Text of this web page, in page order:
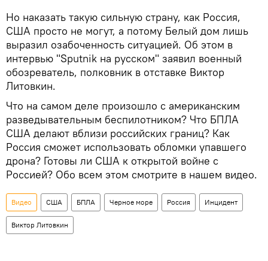
Но наказать такую сильную страну, как Россия,
США просто не могут, а потому Белый дом лишь
выразил озабоченность ситуацией. Об этом в
интервью "Sputnik на русском" заявил военный
обозреватель, полковник в отставке Виктор
Литовкин.
Что на самом деле произошло с американским
разведывательным беспилотником? Что БПЛА
США делают вблизи российских границ? Как
Россия сможет использовать обломки упавшего
дрона? Готовы ли США к открытой войне с
Россией? Обо всем этом смотрите в нашем видео.
Видео США БПЛА Черное море Россия Инцидент
Виктор Литовкин